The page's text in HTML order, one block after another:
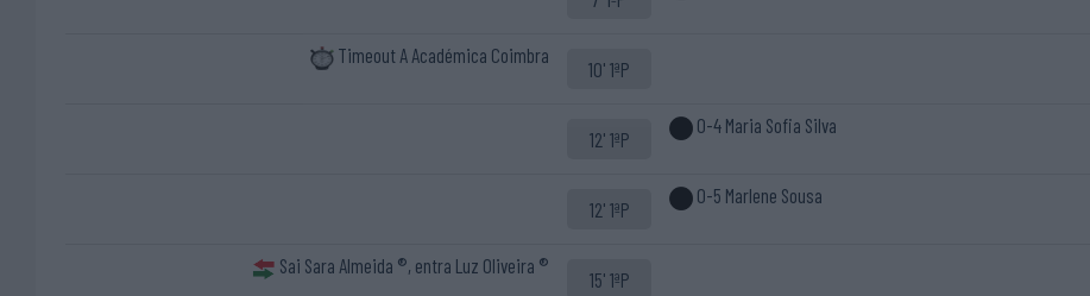
Timeout A Académica Coimbra
10' 1ªP
12' 1ªP
0-4 Maria Sofia Silva
12' 1ªP
0-5 Marlene Sousa
Sai Sara Almeida ®, entra Luz Oliveira ®
15' 1ªP